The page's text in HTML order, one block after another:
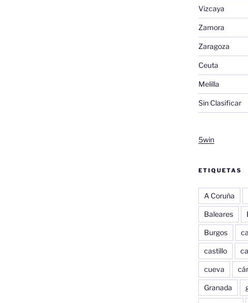
Vizcaya
Zamora
Zaragoza
Ceuta
Melilla
Sin Clasificar
5win
ETIQUETAS
A Coruña
Baleares
Burgos
castillo
cueva
Granada